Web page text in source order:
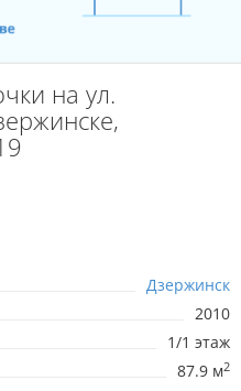
на ул.
Дзержинск
2010
1/1 этаж
87.9 м2